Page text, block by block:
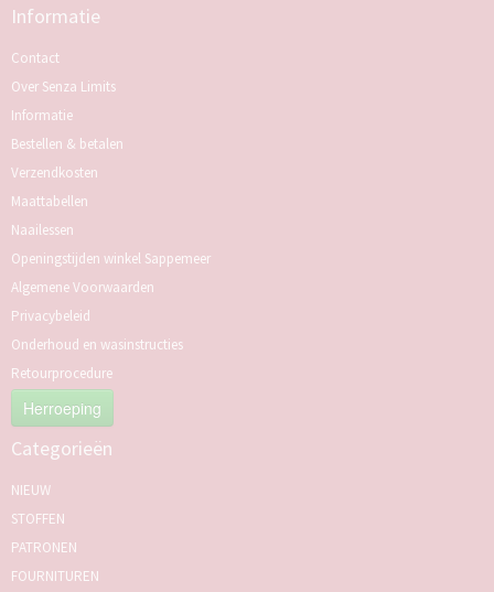
Informatie
Contact
Over Senza Limits
Informatie
Bestellen & betalen
Verzendkosten
Maattabellen
Naailessen
Openingstijden winkel Sappemeer
Algemene Voorwaarden
Privacybeleid
Onderhoud en wasinstructies
Retourprocedure
Herroeping
Categorieën
NIEUW
STOFFEN
PATRONEN
FOURNITUREN